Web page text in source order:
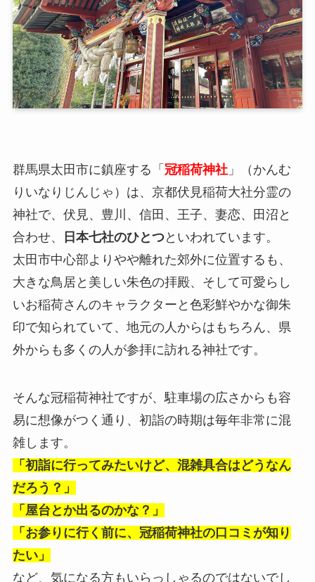
群馬県太田市に鎮座する「 冠稲荷神社」（かんむ
りいなりじんじゃ）は、京都伏見稲荷大社分霊の
神社で、伏見、豊川、信田、王子、妻恋、田沼と
合わせ、
日本七社のひとつといわれています。
太田市中心部よりやや離れた郊外に位置するも、
大きな鳥居と美しい朱色の拝殿、そして可愛らし
いお稲荷さんのキャラクターと色彩鮮やかな御朱
印で知られていて、地元の人からはもちろん、県
外からも多くの人が参拝に訪れる神社です。
そんな冠稲荷神社ですが、駐車場の広さからも容
易に想像がつく通り、初詣の時期は毎年非常に混
雑します。
「初詣に行ってみたいけど、混雑具合はどうなん
だろう？」
「屋台とか出るのかな？」
「お参りに行く前に、冠稲荷神社の口コミが知り
たい」
など、気になる方もいらっしゃるのではないでし